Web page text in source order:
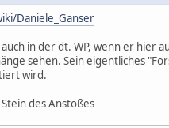
Daniele_Ganser
in der dt. WP, wenn er hier
sehen. Sein eigentliches
wird.
des Anstoßes